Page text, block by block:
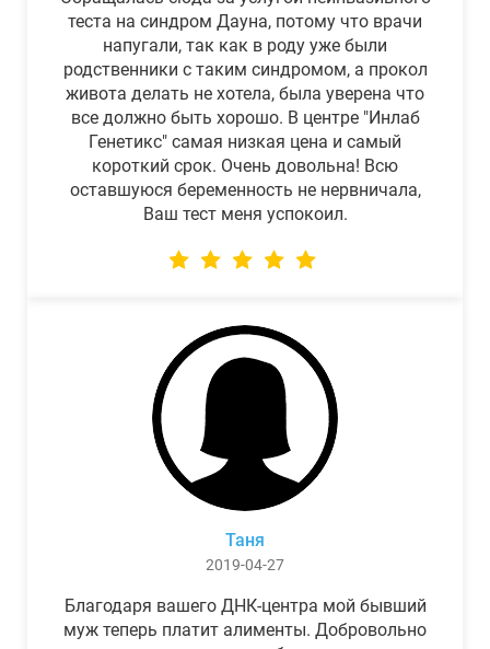
теста на синдром Дауна, потому что врачи
напугали, так как в роду уже были
родственники с таким синдромом, а прокол
живота делать не хотела, была уверена что
все должно быть хорошо. В центре "Инлаб
Генетикс" самая низкая цена и самый
короткий срок. Очень довольна! Всю
оставшуюся беременность не нервничала,
Ваш тест меня успокоил.
Таня
2019-04-27
Благодаря вашего ДНК-центра мой бывший
муж теперь платит алименты. Добровольно